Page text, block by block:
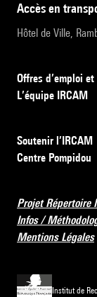
accès en
Hôtel de Ville,
Offres d’emploi
L’équipe IRCAM
Soutenir l’IRCAM
Centre Pompidou
Projet Répertoire
Infos /
Mentions Légales
Institut de